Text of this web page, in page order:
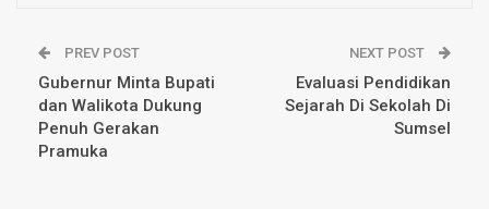
PREV POST
Gubernur Minta Bupati
dan Walikota Dukung
Penuh Gerakan
Pramuka
NEXT POST
Evaluasi Pendidikan
Sejarah Di Sekolah Di
Sumsel